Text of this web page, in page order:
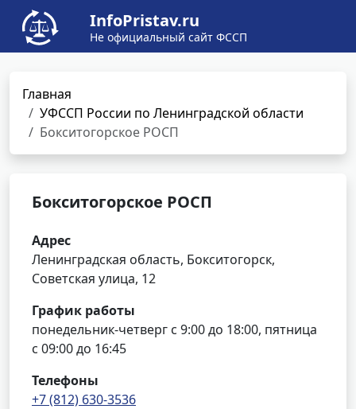
InfoPristav.ru
Не официальный сайт ФССП
Главная
УФССП России по Ленинградской области
Бокситогорское РОСП
Бокситогорское РОСП
Адрес
Ленинградская область, Бокситогорск,
Советская улица, 12
График работы
понедельник-четверг с 9:00 до 18:00, пятница
с 09:00 до 16:45
Телефоны
+7 (812) 630-3536